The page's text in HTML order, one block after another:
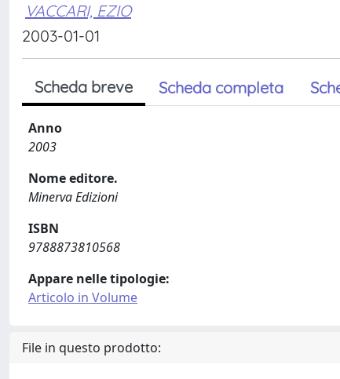
VACCARI, EZIO
2003-01-01
Scheda breve Scheda completa
Anno
2003
Nome editore.
Minerva Edizioni
ISBN
9788873810568
Appare nelle tipologie:
Articolo in Volume
File in questo prodotto: